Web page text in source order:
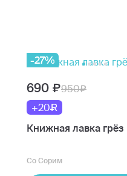
-27%
690
950
+20
Книжная лавка грёз
Со Сорим